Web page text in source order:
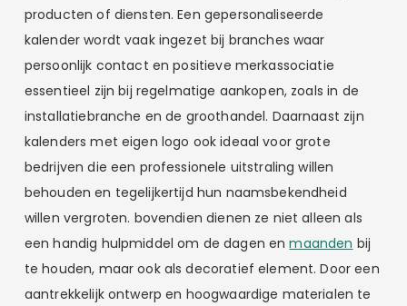
producten of diensten. Een gepersonaliseerde
kalender wordt vaak ingezet bij branches waar
persoonlijk contact en positieve merkassociatie
essentieel zijn bij regelmatige aankopen, zoals in de
installatiebranche en de groothandel. Daarnaast zijn
kalenders met eigen logo ook ideaal voor grote
bedrijven die een professionele uitstraling willen
behouden en tegelijkertijd hun naamsbekendheid
willen vergroten. bovendien dienen ze niet alleen als
een handig hulpmiddel om de dagen enmaanden bij
te houden, maar ook als decoratief element. Door een
aantrekkelijk ontwerp en hoogwaardige materialen te